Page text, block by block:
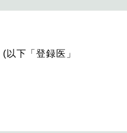
下「登録医」